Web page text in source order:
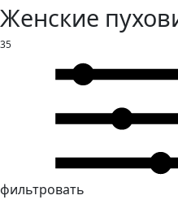
Женские
35
фильтровать